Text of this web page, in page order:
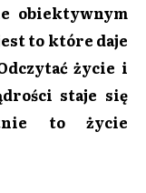
obiektywnym
to które daje
życie i
staje się
to życie